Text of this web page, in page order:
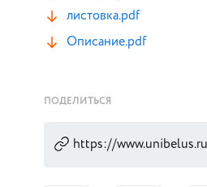
листовка.pdf
Описание.pdf
ПОДЕЛИТЬСЯ